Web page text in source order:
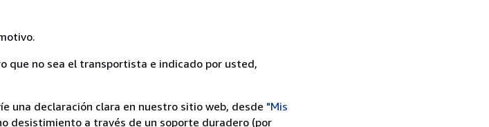
que no sea el transportista e indicado por usted,
una declaración clara en nuestro sitio web, desde "Mis
desistimiento a través de un soporte duradero (por